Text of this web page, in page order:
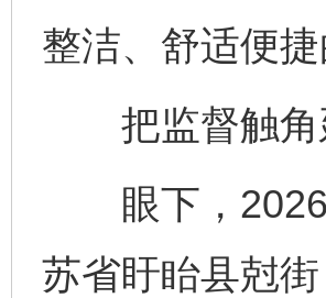
整洁、舒适便
把监督触角
眼下，2026
苏省盱眙县尅